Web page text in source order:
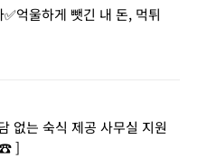
억울하게 뺏긴 내 돈, 먹튀
없는 숙식 제공 사무실 지원
☎ ]